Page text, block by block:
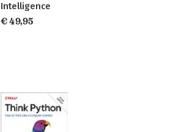
Intelligence
€ 49,95